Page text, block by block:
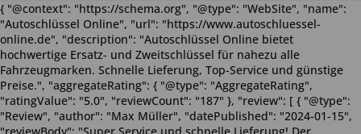
{ "@context": "https://schema.org", "@type": "WebSite", "name":
"Autoschlüssel Online", "url": "https://www.autoschluessel-
online.de", "description": "Autoschlüssel Online bietet
hochwertige Ersatz- und Zweitschlüssel für nahezu alle
Fahrzeugmarken. Schnelle Lieferung, Top-Service und günstige
Preise.", "aggregateRating": { "@type": "AggregateRating",
"ratingValue": "5.0", "reviewCount": "187" }, "review": [ { "@type":
"Review", "author": "Max Müller", "datePublished": "2024-01-15",